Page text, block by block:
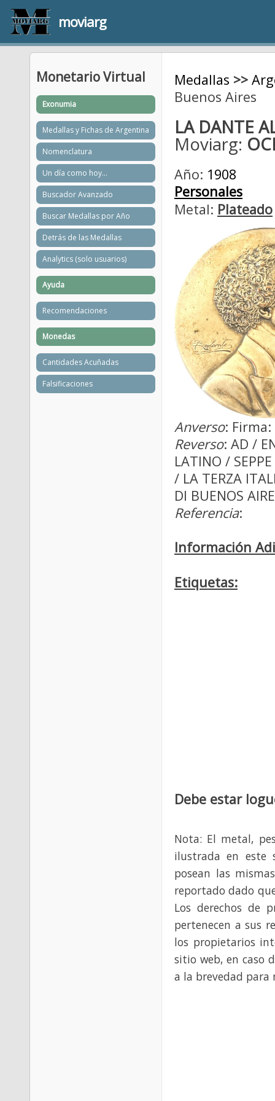
moviarg
Medallas >>
Buenos Aires
LA DANTE
Moviarg:
Año: 1908
Personales
Metal: Plateado
Anverso: Firma:
Reverso: AD /
LATINO /
/ LA TERZA
DI BUENOS
Referencia:
Información
Etiquetas:
Debe estar
Nota: El metal,
ilustrada en este
posean las
reportado dado
Los derechos de
pertenecen a sus
los propietarios
sitio web, en caso
a la brevedad para
Monetario Virtual
Exonumia
Medallas y Fichas de Argentina
Nomenclatura
Un día como hoy...
Buscador Avanzado
Buscar Medallas por Año
Detrás de las Medallas
Analytics (solo usuarios)
Ayuda
Recomendaciones
Monedas
Cantidades Acuñadas
Falsificaciones